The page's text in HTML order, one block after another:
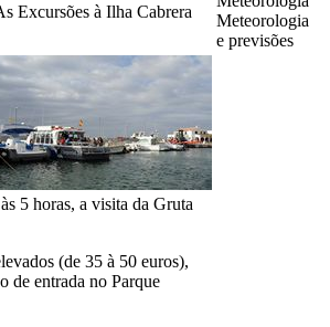
Excursões à Ilha Cabrera
Meteorologia
e previsões
5 horas, a visita da Gruta
(de 35 à 50 euros),
de entrada no Parque